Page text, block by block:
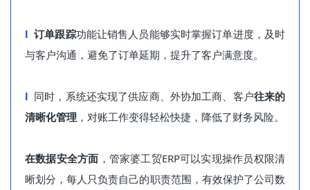
l订单跟踪功能让销售人员能够实时掌握订单进度，及时
与客户沟通，避免了订单延期，提升了客户满意度。
l 同时，系统还实现了供应商、外协加工商、客户往来的
清晰化管理 ，对账工作变得轻松快捷，降低了财务风险。
在数据安全方面 ，管家婆工贸ERP可以实现操作员权限清
晰划分，每人只负责自己的职责范围，有效保护了公司数